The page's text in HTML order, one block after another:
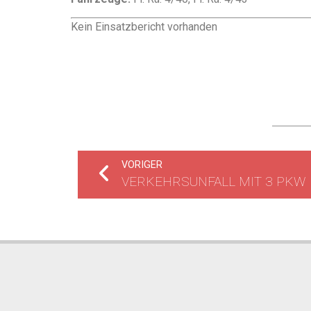
Kein Einsatzbericht vorhanden
VORIGER
VERKEHRSUNFALL MIT 3 PKW